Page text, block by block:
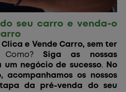
seu carro e venda-o
e Vende Carro, sem ter
Siga as nossas
um negócio de sucesso.
No
acompanhamos os nossos
da pré-venda
do seu